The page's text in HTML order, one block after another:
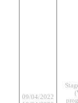
09/04/2022